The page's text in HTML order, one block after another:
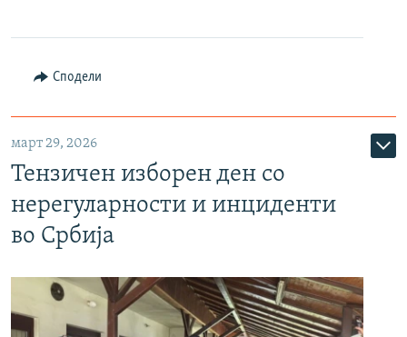
Сподели
март 29, 2026
Тензичен изборен ден со
нерегуларности и инциденти
во Србија